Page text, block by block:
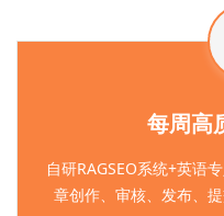
每周高
自研RAGSEO系统+英语
章创作、审核、发布、